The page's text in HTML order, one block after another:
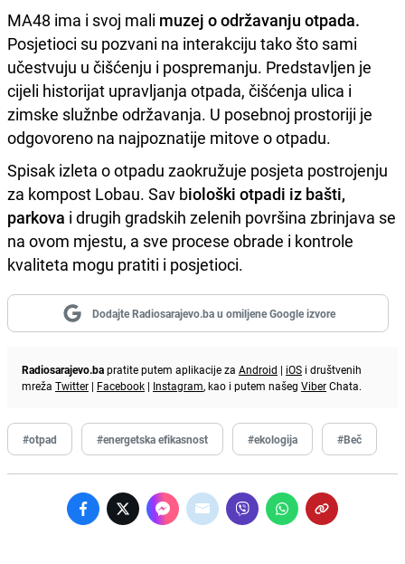
MA48 ima i svoj mali muzej o održavanju otpada.
Posjetioci su pozvani na interakciju tako što sami
učestvuju u čišćenju i pospremanju. Predstavljen je
cijeli historijat upravljanja otpada, čišćenja ulica i
zimske služnbe održavanja. U posebnoj prostoriji je
odgovoreno na najpoznatije mitove o otpadu.
Spisak izleta o otpadu zaokružuje posjeta postrojenju
za kompost Lobau. Sav biološki otpadi iz bašti,
parkova i drugih gradskih zelenih površina zbrinjava se
na ovom mjestu, a sve procese obrade i kontrole
kvaliteta mogu pratiti i posjetioci.
Dodajte Radiosarajevo.ba u omiljene Google izvore
Radiosarajevo.bapratite putem aplikacije za Android | iOS i društvenih
mreža Twitter | Facebook | Instagram, kao i putem našeg ViberChata.
#otpad #energetska efikasnost #ekologija #Beč